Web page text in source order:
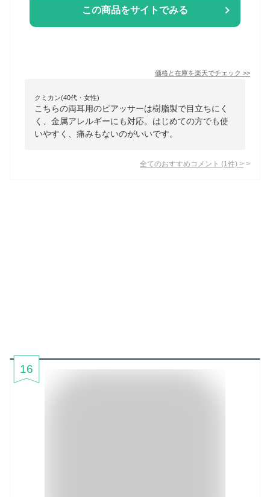
この商品をサイトでみる
価格と在庫を楽天でチェック >>
クミカン(40代・女性)
こちらの両耳用のピアッサーは樹脂製で目立ちにく
く、金属アレルギーにも対応。はじめての方でも使
いやすく、痛みもないのがいいです。
全てのおすすめコメント (1 件) >
16